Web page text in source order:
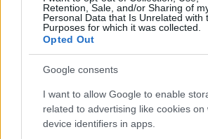
Retention, Sale, and/or Sharing of
Personal Data that Is Unrelated with
Purposes for which it was collected.
Opted Out
Google consents
I want to allow Google to enable
related to advertising like cookies on
device identifiers in apps.